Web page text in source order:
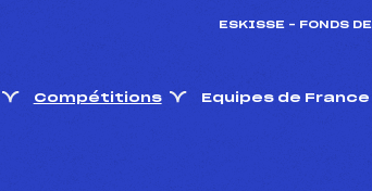
ESKISSE – FONDS
Compétitions Equipes de France